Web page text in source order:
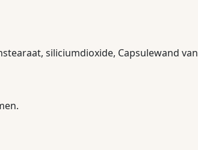
siliciumdioxide, Capsulewand van